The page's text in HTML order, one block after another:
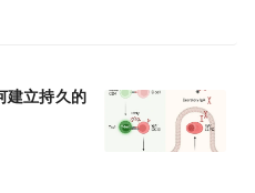
建立持久的免疫力